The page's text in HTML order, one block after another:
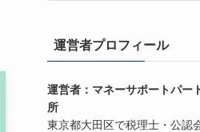
運営者プロフィール
運営者：マネーサポートパー
所
東京都大田区で税理士・公認